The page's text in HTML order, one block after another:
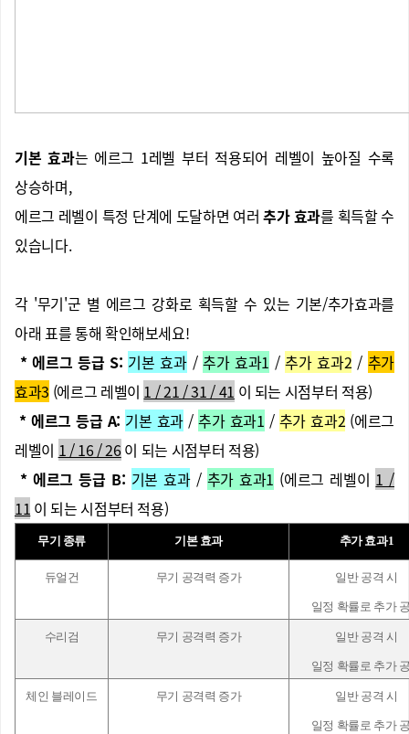
기본 효과는 에르그 1레벨 부터 적용되어 레벨이 높아질 수록
상승하며,
에르그 레벨이 특정 단계에 도달하면 여러추가 효과를 획득할 수
있습니다.
각 '무기'군 별 에르그 강화로 획득할 수 있는 기본/추가효과를
아래 표를 통해 확인해보세요!
* 에르그 등급 S: 기본 효과/추가 효과1 /추가 효과2 / 추가
효과3 (에르그 레벨이 1 / 21 / 31 / 41 이 되는 시점부터 적용)
* 에르그 등급 A: 기본 효과 /추가 효과1 / 추가 효과2 (에르그
레벨이 1 / 16 / 26이 되는 시점부터 적용)
* 에르그 등급 B: 기본 효과/ 추가 효과1 (에르그 레벨이 1 /
11 이 되는 시점부터 적용)
무기 종류 기본 효과 추가 효과1
듀얼건 무기 공격력 증가 일반 공격 시
일정 확률로 추가
수리검 무기 공격력 증가 일반 공격 시
일정 확률로 추가
체인 블레이드 무기 공격력 증가 일반 공격 시
일정 확률로 추가